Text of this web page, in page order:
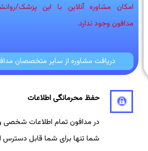
امکان مشاوره آنلاین با این پزشک/
مدافون وجود ندارد.
دریافت مشاوره از سایر متخصصان
حفظ محرمانگی اطلاعات
در مدافون تمام اطلاعات شخصی
شما تنها برای شما قابل